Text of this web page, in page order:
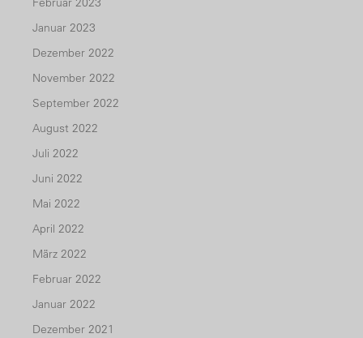
Januar 2023
Dezember 2022
November 2022
September 2022
August 2022
Juli 2022
Juni 2022
Mai 2022
April 2022
März 2022
Februar 2022
Januar 2022
Dezember 2021